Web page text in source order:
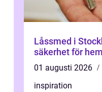
Låssmed i
säkerhet för
01 augusti 2026
inspiration